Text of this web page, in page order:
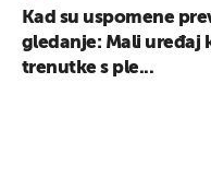
Kad su uspomene
gledanje: Mali uređaj
trenutke s ple...